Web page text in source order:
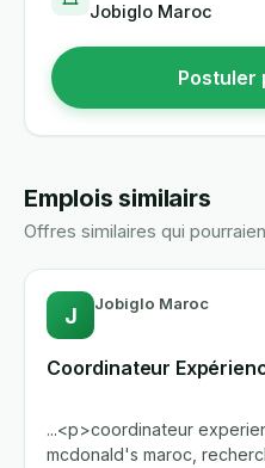
Jobiglo Maroc
Postuler
Emplois similairs
Offres similaires qui
J Jobiglo Maroc
Coordinateur
...<p>coordinateur
mcdonald's maroc,